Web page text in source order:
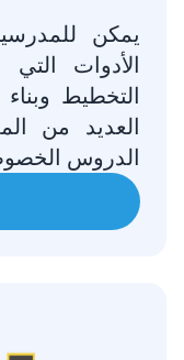
يمكن
الأدوات
التخطيط
العديد من
الدروس